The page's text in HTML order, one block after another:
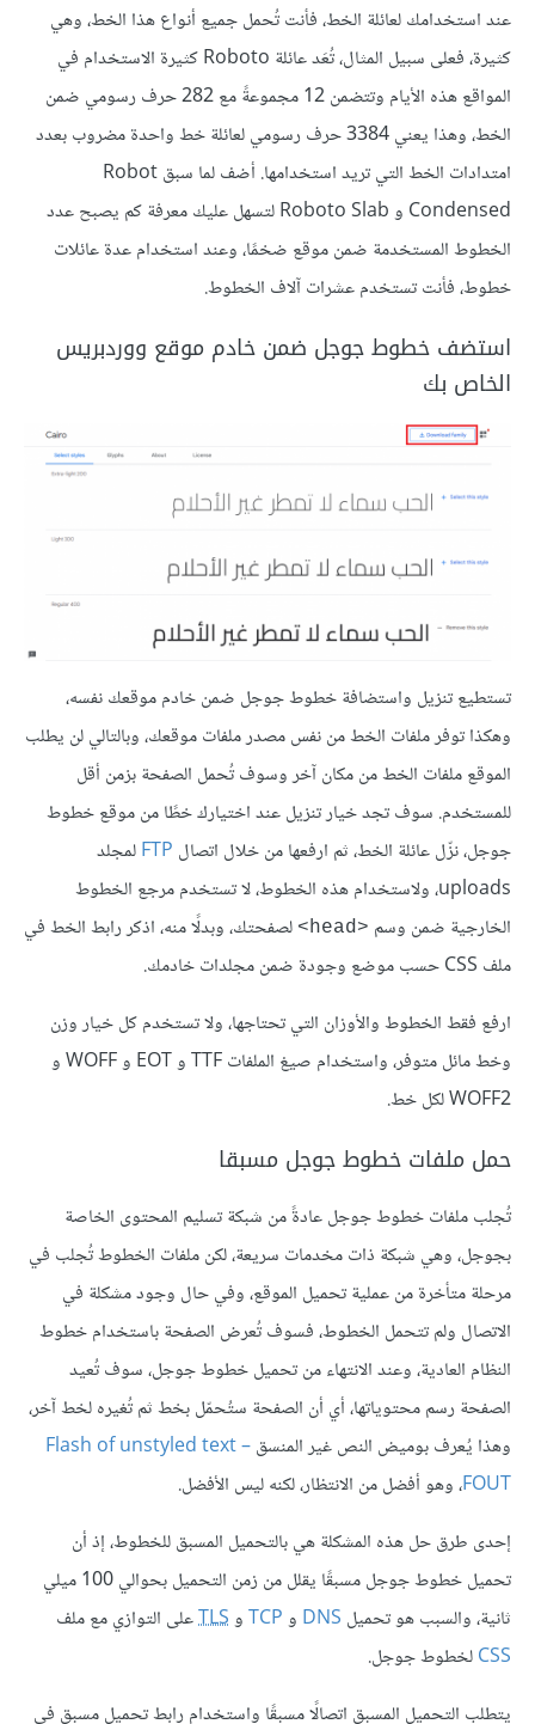
عند استخدامك لعائلة الخط، فأنت تُحمل جميع أنواع هذا الخط، وهي
كثيرة، فعلى سبيل المثال، تُعَد عائلة Roboto كثيرة الاستخدام في
المواقع هذه الأيام وتتضمن 12 مجموعةً مع 282 حرف رسومي ضمن
الخط، وهذا يعني 3384 حرف رسومي لعائلة خط واحدة مضروب بعدد
امتدادات الخط التي تريد استخدامها. أضف لما سبق Robot
Condensed و Roboto Slab لتسهل عليك معرفة كم يصبح عدد
الخطوط المستخدمة ضمن موقع ضخمًا، وعند استخدام عدة عائلات
خطوط، فأنت تستخدم عشرات آلاف الخطوط.
استضف خطوط جوجل ضمن خادم موقع ووردبريس
الخاص بك
تستطيع تنزيل واستضافة خطوط جوجل ضمن خادم موقعك نفسه،
وهكذا توفر ملفات الخط من نفس مصدر ملفات موقعك، وبالتالي لن يطلب
الموقع ملفات الخط من مكان آخر وسوف تُحمل الصفحة بزمن أقل
للمستخدم. سوف تجد خيار تنزيل عند اختيارك خطًا من موقع خطوط
جوجل، نزّل عائلة الخط، ثم ارفعها من خلال اتصال FTPلمجلد
uploads، ولاستخدام هذه الخطوط، لا تستخدم مرجع الخطوط
الخارجية ضمن وسم <head>
لصفحتك، وبدلًا منه، اذكر رابط الخط في
ملف CSS حسب موضع وجودة ضمن مجلدات خادمك.
ارفع فقط الخطوط والأوزان التي تحتاجها، ولا تستخدم كل خيار وزن
وخط مائل متوفر، واستخدام صيغ الملفات TTF و EOT و WOFF و
WOFF2 لكل خط.
حمل ملفات خطوط جوجل مسبقا
تُجلب ملفات خطوط جوجل عادةً من شبكة تسليم المحتوى الخاصة
بجوجل، وهي شبكة ذات مخدمات سريعة، لكن ملفات الخطوط تُجلب في
مرحلة متأخرة من عملية تحميل الموقع، وفي حال وجود مشكلة في
الاتصال ولم تتحمل الخطوط، فسوف تُعرض الصفحة باستخدام خطوط
النظام العادية، وعند الانتهاء من تحميل خطوط جوجل، سوف تُعيد
الصفحة رسم محتوياتها، أي أن الصفحة ستُحمّل بخط ثم تُغيره لخط آخر،
وهذا يُعرف بوميض النص غير المنسقFlash of unstyled text –
FOUT، وهو أفضل من الانتظار، لكنه ليس الأفضل.
إحدى طرق حل هذه المشكلة هي بالتحميل المسبق للخطوط، إذ أن
تحميل خطوط جوجل مسبقًا يقلل من زمن التحميل بحوالي 100 ميلي
ثانية، والسبب هو تحميل DNS وTCPوTLSعلى التوازي مع ملف
CSSلخطوط جوجل.
يتطلب التحميل المسبق اتصالًا مسبقًا واستخدام رابط تحميل مسبق في